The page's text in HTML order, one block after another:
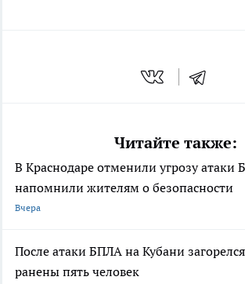
Читайте также:
В Краснодаре отменили угрозу атаки
напомнили жителям о безопасности
Вчера
После атаки БПЛА на Кубани
ранены пять человек